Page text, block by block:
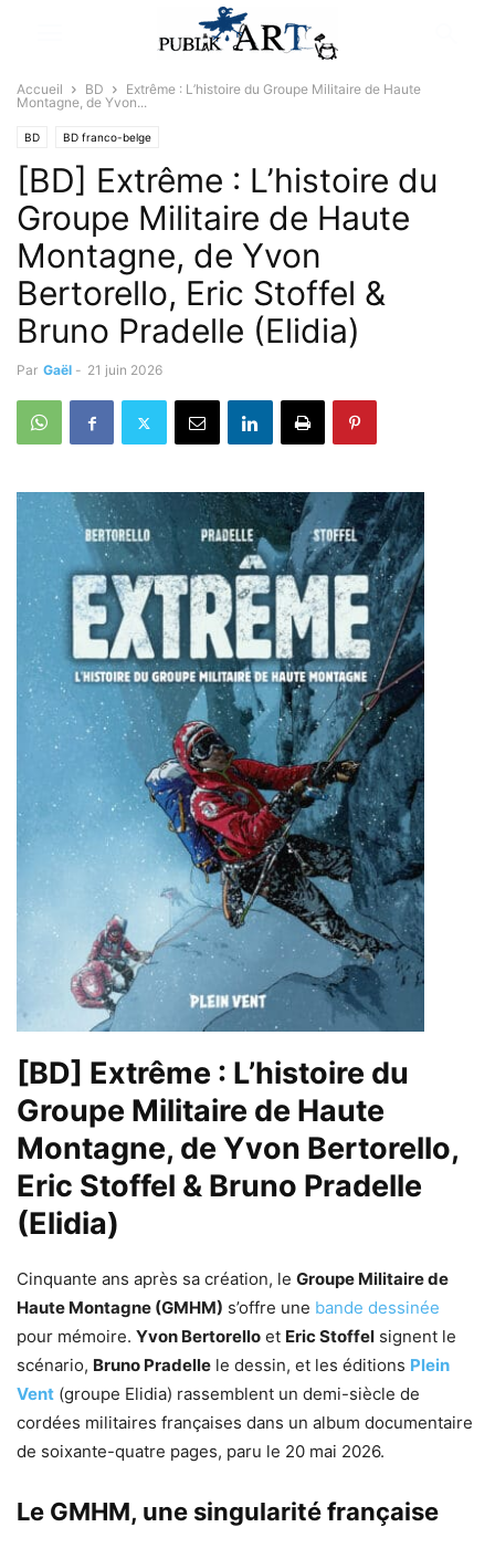
Accueil BD
Extrême : L’histoire du Groupe Militaire de Haute
Montagne, de Yvon...
BD BD franco-belge
[BD] Extrême : L’histoire du
Groupe Militaire de Haute
Montagne, de Yvon
Bertorello, Eric Stoffel &
Bruno Pradelle (Elidia)
Par Gaël - 21 juin 2026
[BD] Extrême : L’histoire du
Groupe Militaire de Haute
Montagne, de Yvon Bertorello,
Eric Stoffel & Bruno Pradelle
(Elidia)
Cinquante ans après sa création, le Groupe Militaire de
Haute Montagne (GMHM) s’offre une bande dessinée
pour mémoire. Yvon Bertorello et Eric Stoffel signent le
scénario, Bruno Pradelle le dessin, et les éditions Plein
Vent (groupe Elidia) rassemblent un demi-siècle de
cordées militaires françaises dans un album documentaire
de soixante-quatre pages, paru le 20 mai 2026.
Le GMHM, une singularité française